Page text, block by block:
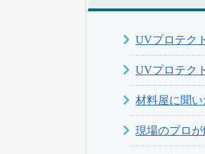
UVプロテク
UVプロテク
材料屋に聞
現場のプロ